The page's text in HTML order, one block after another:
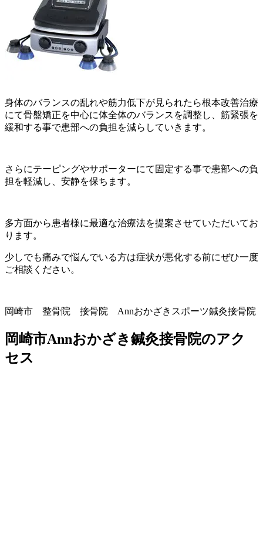
身体のバランスの乱れや筋力低下が見られたら根本改善治療
にて骨盤矯正を中心に体全体のバランスを調整し、筋緊張を
緩和する事で患部への負担を減らしていきます。
さらにテーピングやサポーターにて固定する事で患部への負
担を軽減し、安静を保ちます。
多方面から患者様に最適な治療法を提案させていただいてお
ります。
少しでも痛みで悩んでいる方は症状が悪化する前にぜひ一度
ご相談ください。
岡崎市 整骨院 接骨院 Annおかざきスポーツ鍼灸接骨院
岡崎市Annおかざき鍼灸接骨院のアク
セス